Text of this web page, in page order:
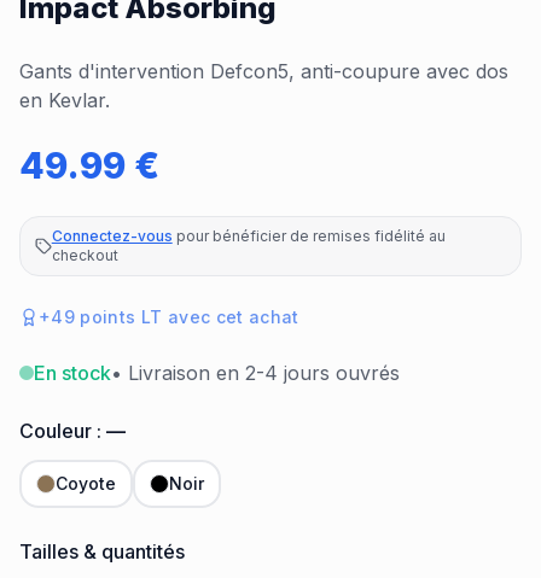
Impact Absorbing
Gants d'intervention Defcon5, anti-coupure avec dos
en Kevlar.
49.99 €
Connectez-vous pour bénéficier de remises fidélité au
checkout
+49 points LT avec cet achat
En stock• Livraison en 2-4 jours ouvrés
Couleur : —
Coyote Noir
Tailles & quantités